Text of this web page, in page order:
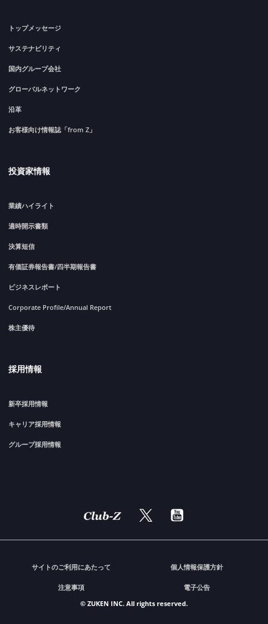
トップメッセージ
サステナビリティ
国内グループ会社
グローバルネットワーク
沿革
お客様向け情報誌「from Z」
投資家情報
業績ハイライト
適時開示書類
決算短信
有価証券報告書/四半期報告書
ビジネスレポート
Corporate Profile/Annual Report
株主優待
採用情報
新卒採用情報
キャリア採用情報
グループ採用情報
サイトのご利用にあたって 個人情報保護方針
注意事項
電子公告
© ZUKEN INC. All rights reserved.